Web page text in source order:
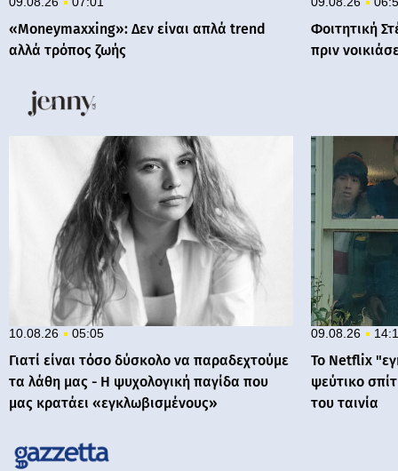
«Moneymaxxing»: Δεν είναι απλά trend
αλλά τρόπος ζωής
Φοιτητική
πριν
10.08.26 05:05
Γιατί είναι τόσο δύσκολο να παραδεχτούμε
τα λάθη μας - Η ψυχολογική παγίδα που
μας κρατάει «εγκλωβισμένους»
09.08.26
Το Netflix
ψεύτικο
του ταινία